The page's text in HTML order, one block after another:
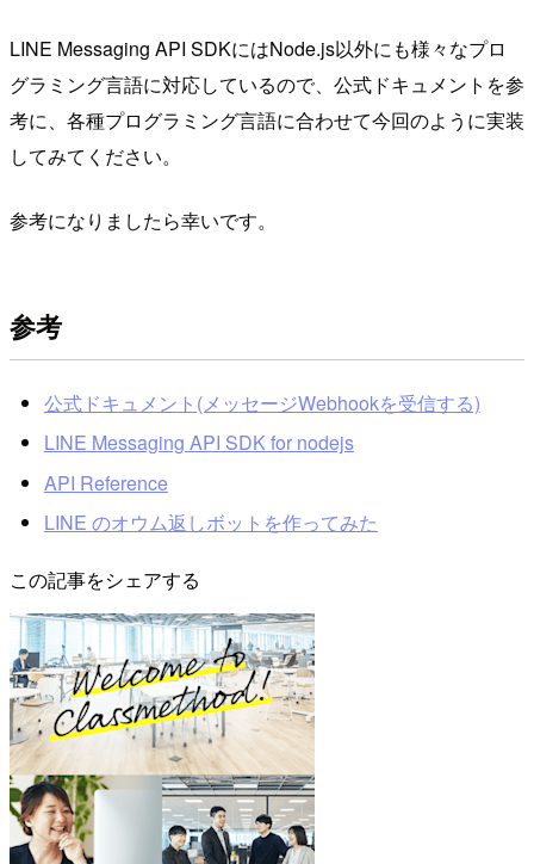
LINE Messaging API SDKにはNode.js以外にも様々なプロ
グラミング言語に対応しているので、公式ドキュメントを参
考に、各種プログラミング言語に合わせて今回のように実装
してみてください。
参考になりましたら幸いです。
参考
公式ドキュメント(メッセージWebhookを受信する)
LINE Messaging API SDK for nodejs
API Reference
LINE のオウム返しボットを作ってみた
この記事をシェアする